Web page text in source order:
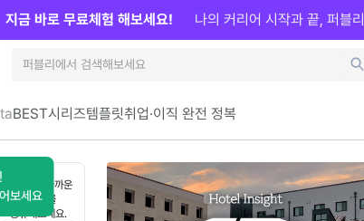
보세요
BEST시리즈템플릿취업·이직 완전 정복
지금 바로 무료체험 해보세요! 나의 커리어 시작과 끝, 퍼블리
혼자 보기 아까운
콘텐츠를
공유해보세요.